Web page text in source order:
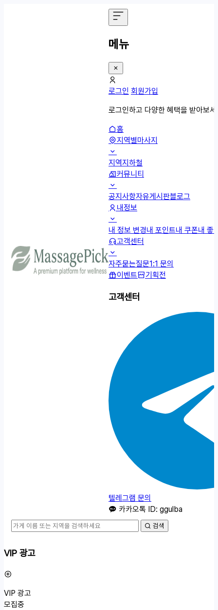
메뉴
로그인 회원가입
로그인하고 다양한 혜택을 받아보
홈
지역별마사지
지역지하철
커뮤니티
공지사항자유게시판블로그
내정보
내 정보 변경내 포인트내 쿠폰내 좋
고객센터
자주묻는질문1:1 문의
이벤트
기획전
고객센터
텔레그램 문의
카카오톡 ID: ggulba
검색
VIP 광고
VIP 광고
모집중